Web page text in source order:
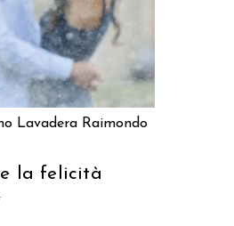
Lavadera Raimondo
la felicità